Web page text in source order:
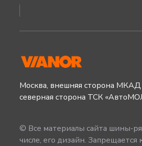
Москва, внешняя сторона
северная сторона ТСК
© Все материалы сайта шины-
числе, его дизайн.